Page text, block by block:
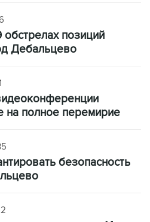
позиций
Дебальцево
на полное перемирие
безопасность